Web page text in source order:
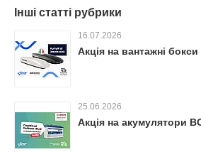
Інші статті рубрики
16.07.2026
Акція на вантажні
25.06.2026
Акція на акумулятори